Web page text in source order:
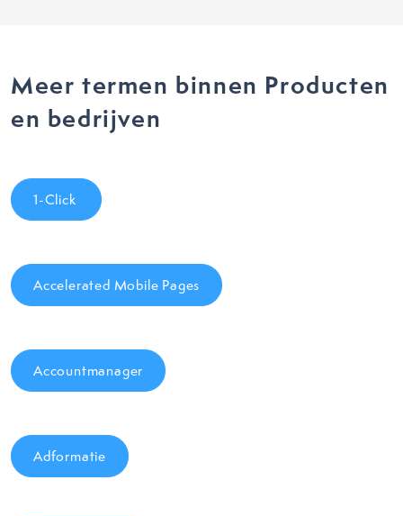
Meer termen binnen Producten
en bedrijven
1-Click
Accelerated Mobile Pages
Accountmanager
Adformatie